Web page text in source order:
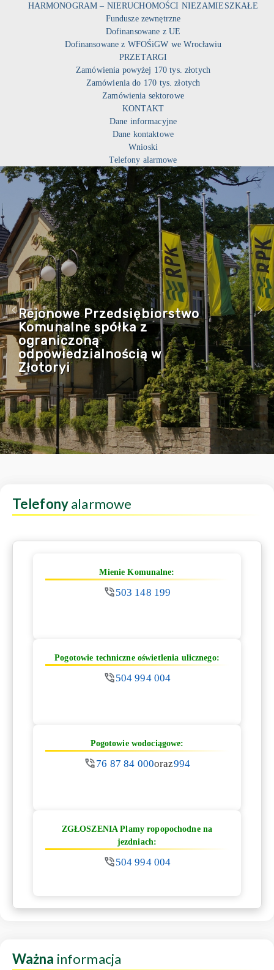
HARMONOGRAM – NIERUCHOMOŚCI NIEZAMIESZKAŁE
Fundusze zewnętrzne
Dofinansowane z UE
Dofinansowane z WFOŚiGW we Wrocławiu
PRZETARGI
Zamówienia powyżej 170 tys. złotych
Zamówienia do 170 tys. złotych
Zamówienia sektorowe
KONTAKT
Dane informacyjne
Dane kontaktowe
Wnioski
Telefony alarmowe
Rejonowe Przedsiębiorstwo
Komunalne spółka z
ograniczoną
odpowiedzialnością w
Złotoryi
Telefonyalarmowe
Mienie Komunalne:
503 148 199
Pogotowie techniczne oświetlenia ulicznego:
504 994 004
Pogotowie wodociągowe:
76 87 84 000oraz994
ZGŁOSZENIA Plamy ropopochodne na
jezdniach:
504 994 004
Ważna informacja